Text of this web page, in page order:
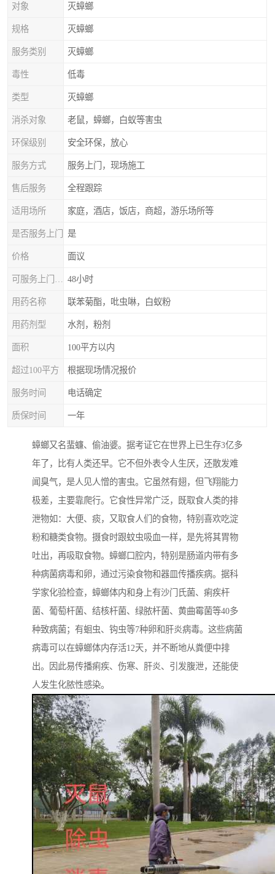
对象 灭蟑螂
规格 灭蟑螂
服务类别 灭蟑螂
毒性 低毒
类型 灭蟑螂
消杀对象 老鼠，蟑螂，白蚁等害虫
环保级别 安全环保，放心
服务方式 服务上门，现场施工
售后服务 全程跟踪
适用场所 家庭，酒店，饭店，商超，游乐场所等
是否服务上门 是
价格 面议
48小时
用药名称 联苯菊酯，吡虫啉，白蚁粉
用药剂型 水剂，粉剂
面积 100平方以内
超过100平方 根据现场情况报价
服务时间 电话确定
质保时间 一年
蟑螂又名蜚蠊、偷油婆。据考证它在世界上已生存3亿多
年了，比有人类还早。它不但外表令人生厌，还散发难
闻臭气，是人见人憎的害虫。它虽然有翅，但飞翔能力
极差，主要靠爬行。它食性异常广泛，既取食人类的排
泄物如：大便、痰，又取食人们的食物，特别喜欢吃淀
粉和糖类食物。摄食时跟蚊虫吸血一样，是先将其胃物
吐出，再吸取食物。蟑螂口腔内，特别是肠道内带有多
种病菌病毒和卵，通过污染食物和器皿传播疾病。据科
学家化验检查，蟑螂体内和身上有沙门氏菌、痢疾杆
菌、葡萄杆菌、结核杆菌、绿脓杆菌、黄曲霉菌等40多
种致病菌；有蛔虫、钩虫等7种卵和肝炎病毒。这些病菌
病毒可以在蟑螂体内存活12天，并不断地从粪便中排
出。因此易传播痢疾、伤寒、肝炎、引发腹泄，还能使
人发生化脓性感染。